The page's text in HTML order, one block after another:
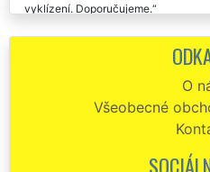
vyklízení. Doporučujeme.
Jsem velmi rád, že se mi právě
vyklizení naší stodoly v Bedihošti.
tak, jak jsme si na začátku ujednali.
Jménem mých rodičů by jsem
vyklízení jejich usedlosti v
moc vás chválili. Ještě jednou
O
Všeobecné